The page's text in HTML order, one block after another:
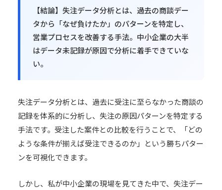
【結論】失注データ分析とは、過去の商談デー
タから「なぜ負けたか」のパターンを特定し、
営業プロセスを改善する手法。中小企業の大半
はデータ未記録が原因で分析に着手できていな
い。
失注データ分析とは、過去に受注に至らなかった商談の
記録を体系的に分析し、失注の原因パターンを特定する
手法です。受注した案件との比較を行うことで、「どの
ような条件が揃えば受注できるのか」という勝ちパター
ンを可視化できます。
しかし、私が中小企業の現場を見てきた中で、失注デー